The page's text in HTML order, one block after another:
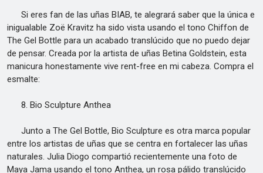
Si eres fan de las uñas BIAB, te alegrará saber que la única e
inigualable Zoë Kravitz ha sido vista usando el tono Chiffon de
The Gel Bottle para un acabado translúcido que no puedo dejar
de pensar. Creada por la artista de uñas Betina Goldstein, esta
manicura honestamente vive rent-free en mi cabeza. Compra el
esmalte:
8. Bio Sculpture Anthea
Junto a The Gel Bottle, Bio Sculpture es otra marca popular
entre los artistas de uñas que se centra en fortalecer las uñas
naturales. Julia Diogo compartió recientemente una foto de
Maya Jama usando el tono Anthea, un rosa pálido translúcido